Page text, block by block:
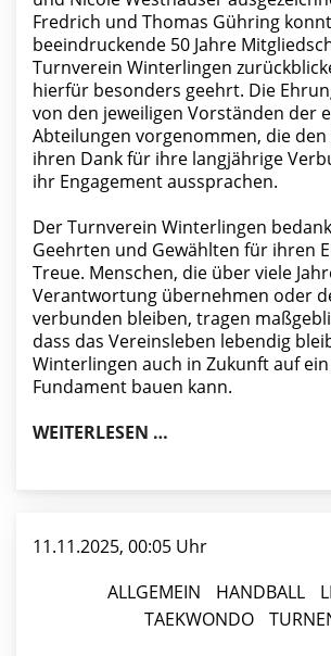
Fredrich und Thomas Gühring
beeindruckende 50 Jahre
Turnverein Winterlingen
hierfür besonders geehrt. Die
von den jeweiligen Vorständen der
Abteilungen vorgenommen, die
ihren Dank für ihre langjährige
ihr Engagement aussprachen.
Der Turnverein Winterlingen
Geehrten und Gewählten für ihren
Treue. Menschen, die über viele
Verantwortung übernehmen oder
verbunden bleiben, tragen
dass das Vereinsleben lebendig
Winterlingen auch in Zukunft auf
Fundament bauen kann.
WEITERLESEN …
11.11.2025, 00:05 Uhr
ALLGEMEIN
HANDBALL
TAEKWONDO